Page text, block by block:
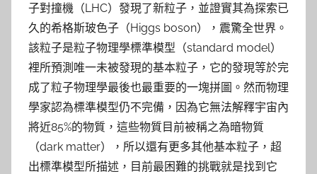
子對撞機（LHC）發現了新粒子，並證實其為探索已
久的希格斯玻色子（Higgs boson），震驚全世界。
該粒子是粒子物理學標準模型（standard model）
裡所預測唯一未被發現的基本粒子，它的發現等於完
成了粒子物理學最後也最重要的一塊拼圖。然而物理
學家認為標準模型仍不完備，因為它無法解釋宇宙內
將近85%的物質，這些物質目前被稱之為暗物質
（dark matter），所以還有更多其他基本粒子，超
出標準模型所描述，目前最困難的挑戰就是找到它